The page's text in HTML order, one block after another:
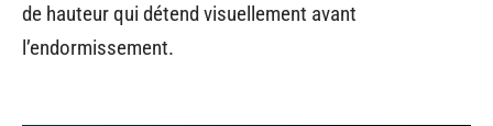
de hauteur qui détend visuellement avant
l’endormissement.